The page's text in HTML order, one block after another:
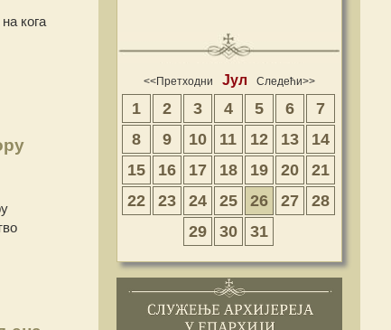
кога
<<Претходни Јул Следећи>>
1 2 3 4 5 6
7
8
9 10 11 12 13
14
15
16 17 18 19 20
21
22
23 24 25 26 27
28
29
30 31